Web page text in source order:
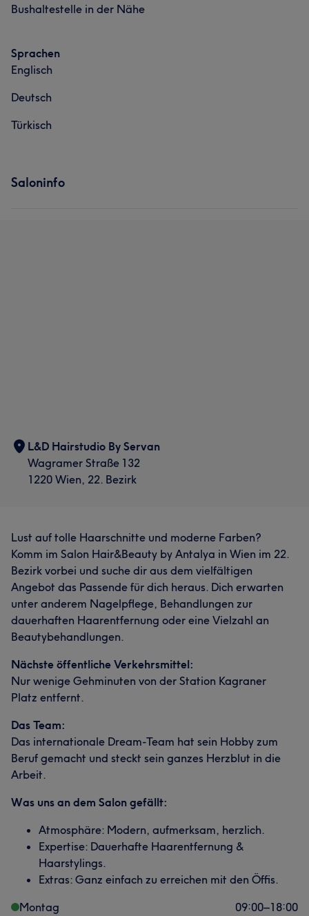
Was unsere Kunden über Hanife sagen
Professionell 25 Herzlich 15 Kompetent 15
Freundlich 13
Was unsere Kunden über Servan sagen
Kompetent 21 Professionell
Bushaltestelle in der Nähe
Sprachen
Englisch
Deutsch
Türkisch
Saloninfo
L&D Hairstudio By Servan
Wagramer Straße 132
1220 Wien, 22. Bezirk
Lust auf tolle Haarschnitte und moderne Farben?
Komm im Salon Hair&Beauty by Antalya in Wien im 22.
Bezirk vorbei und suche dir aus dem vielfältigen
Angebot das Passende für dich heraus. Dich erwarten
unter anderem Nagelpflege, Behandlungen zur
dauerhaften Haarentfernung oder eine Vielzahl an
Beautybehandlungen.
Nächste öffentliche Verkehrsmittel:
Nur wenige Gehminuten von der Station Kagraner
Platz entfernt.
Das Team:
Das internationale Dream-Team hat sein Hobby zum
Beruf gemacht und steckt sein ganzes Herzblut in die
Arbeit.
Was uns an dem Salon gefällt:
Atmosphäre: Modern, aufmerksam, herzlich.
Expertise: Dauerhafte Haarentfernung &
Haarstylings.
Extras: Ganz einfach zu erreichen mit den Öffis.
Montag
09:00–18:00